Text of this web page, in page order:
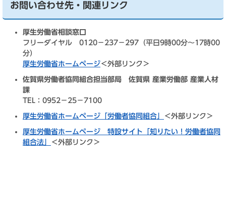
お問い合わせ先・関連リンク
厚生労働省相談窓口
フリーダイヤル 0120－237－297（平日9時00分～17時00
分）
厚生労働省ホームページ＜外部リンク＞
佐賀県労働者協同組合担当部局 佐賀県 産業労働部 産業人材
課
TEL：0952－25－7100
厚生労働省ホームページ「労働者協同組合」 ＜外部リンク＞
厚生労働省ホームページ 特設サイト「知りたい！労働者協同
組合法」
＜外部リンク＞